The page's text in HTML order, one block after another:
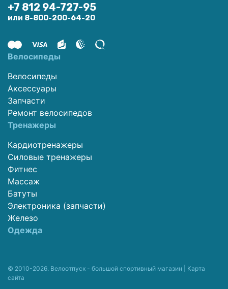
+7 812 94-727-95
или 8-800-200-64-20
Велосипеды
Велосипеды
Аксессуары
Запчасти
Ремонт велосипедов
Тренажеры
Кардиотренажеры
Силовые тренажеры
Фитнес
Массаж
Батуты
Электроника (запчасти)
Железо
Одежда
© 2010-2026. Велоотпуск - большой спортивный магазин | Карта
сайта